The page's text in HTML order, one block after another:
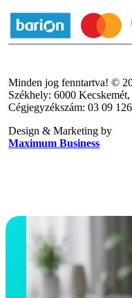
Minden jog fenntartva! ©
Székhely: 6000
Cégjegyzékszám: 03 09
Design & Marketing by
Maximum Business